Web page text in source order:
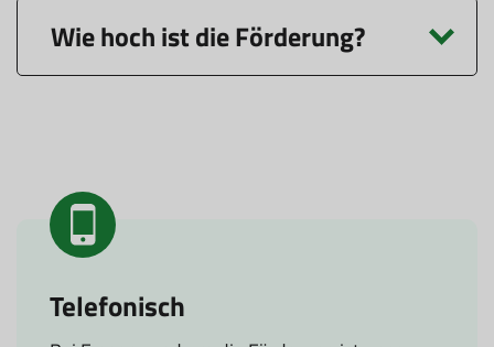
Wie hoch ist die Förderung?
Telefonisch